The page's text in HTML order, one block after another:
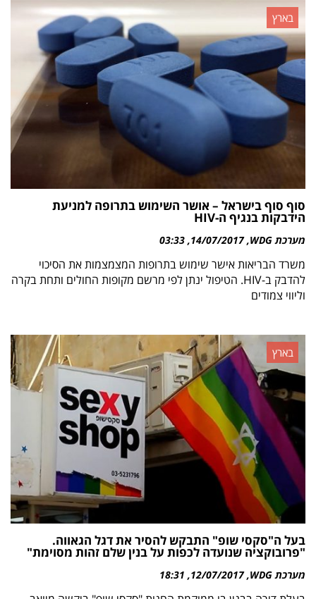
בארץ
סוף סוף בישראל – אושר השימוש בתרופה למניעת
הידבקות בנגיף ה-HIV
מערכת WDG 14/07/2017
03:33
משרד הבריאות אישר שימוש בתרופות המצמצמות את הסיכוי
להדבק ב-HIV. הטיפול ינתן לפי מרשם מקופות החולים ותחת בקרה
וליווי צמודים
בארץ
בעל ה"סקסי שופ" התבקש להסיר את דגל הגאווה.
"פרובוקציה שנועדה לכפות על בנין שלם זהות מסוימת"
מערכת WDG 12/07/2017
18:31